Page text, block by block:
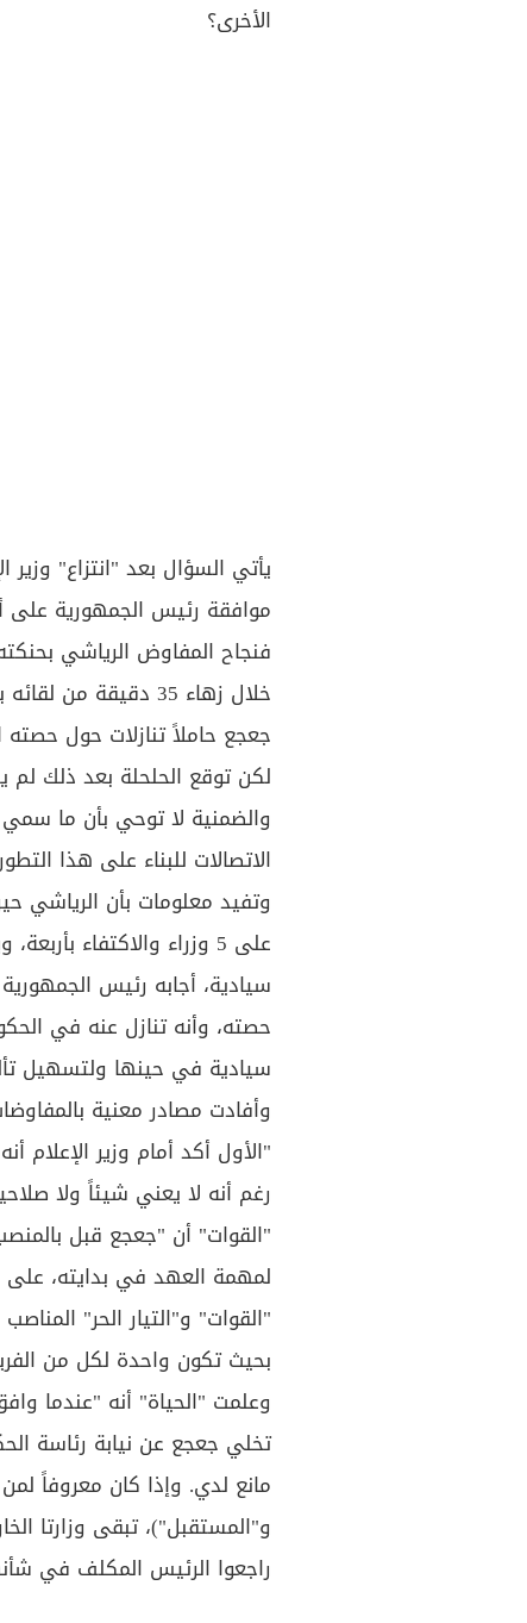
الأخرى؟
يأتي السؤال بعد "انتزاع"
فنجاح المفاوض الرياشي
خلال زهاء 35
جعجع حاملاً تنازلات حول
لكن توقع الحلحلة بعد ذلك
والضمنية لا توحي بأن ما
الاتصالات للبناء على هذا
وتفيد معلومات بأن الرياشي
على 5 وزراء والاكتفاء
سيادية، أجابه رئيس
حصته، وأنه تنازل عنه في
سيادية في حينها ولتسهيل
وأفادت مصادر معنية
"الأول أكد أمام وزير الإعلام
رغم أنه لا يعني شيئاً ولا
"القوات" أن "جعجع قبل
لمهمة العهد في بدايته،
"القوات" و"التيار الحر"
بحيث تكون واحدة لكل من
وعلمت "الحياة" أنه "عندما
تخلي جعجع عن نيابة رئاسة
مانع لدي. وإذا كان معروفاً
و"المستقبل")، تبقى وزارتا
راجعوا الرئيس المكلف في